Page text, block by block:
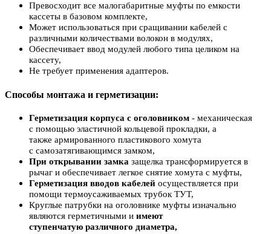
Превосходит все малогабаритные муфты по емкости
кассеты в базовом комплекте,
Может использоваться при сращивании кабелей с
различными количествами волокон в модулях,
Обеспечивает ввод модулей любого типа целиком на
кассету,
Не требует применения адаптеров.
Способы монтажа и герметизации:
Герметизация корпуса с оголовником - механическая
с помощью эластичной кольцевой прокладки, а
также армированного пластикового хомута
с самозатягивающимся замком,
При открывании замка защелка трансформируется в
рычаг и обеспечивает легкое снятие хомута с муфты,
Герметизация вводов кабелей осуществляется при
помощи термоусаживаемых трубок ТУТ,
Круглые патрубки на оголовнике муфты изначально
являются герметичными и имеют
ступенчатую различного диаметра,